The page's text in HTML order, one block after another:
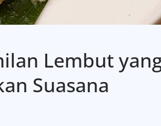
Lembut
Suasana